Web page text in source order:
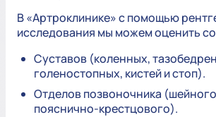
В «Артроклинике» с помощью
исследования мы можем оценить
Суставов (коленных,
голеностопных, кистей и стоп).
Отделов позвоночника
пояснично-крестцового).